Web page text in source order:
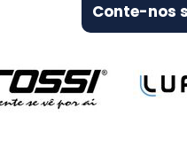
Conte-nos